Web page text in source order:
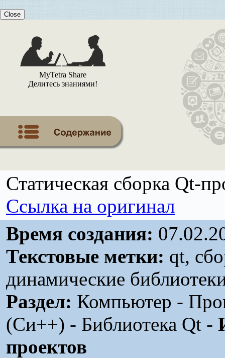
Close
MyTetra Share
Делитесь знаниями!
Статическая сборка Qt-
Ссылка на оригинал
Время создания:
Текстовые метки: qt,
динамические
Раздел: Компьютер -
(Си++) - Библиотека Qt -
проектов